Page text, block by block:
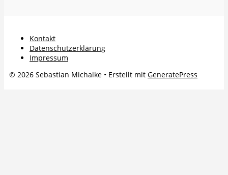
Kontakt
Datenschutzerklärung
Impressum
© 2026 Sebastian Michalke • Erstellt mit GeneratePress